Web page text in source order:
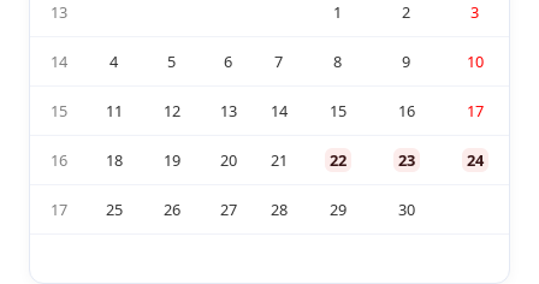
13 1 2 3
14 4 5 6 7 8 9 10
15 11 12 13 14 15 16 17
16 18 19 20 21 22 23 24
17 25 26 27 28 29 30